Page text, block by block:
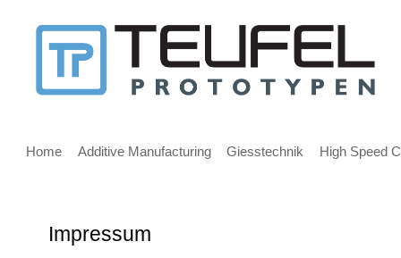
Nachricht
von
Willkommen!
Home Additive Manufacturing Giesstechnik High Speed
Impressum